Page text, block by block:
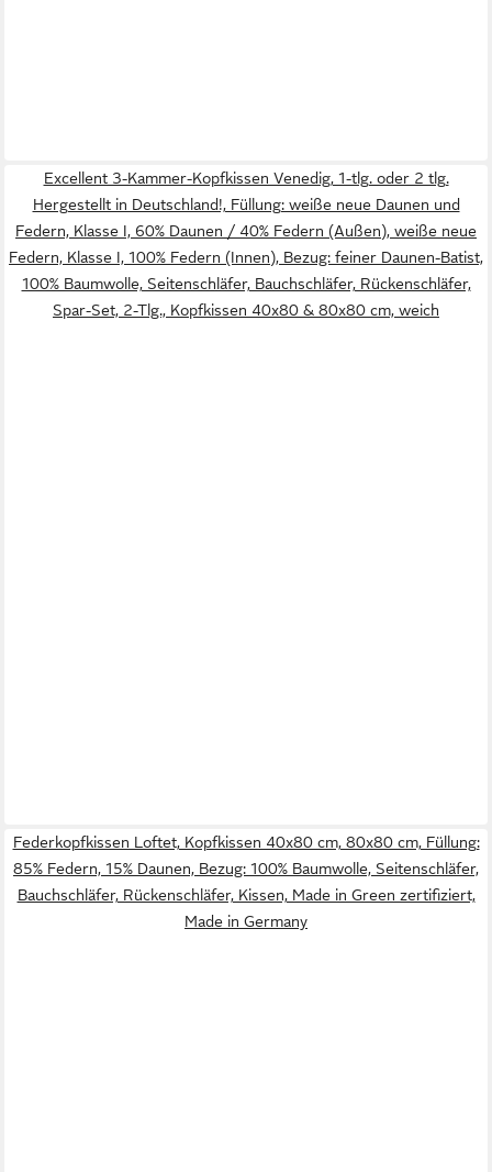
Excellent 3-Kammer-Kopfkissen Venedig, 1-tlg. oder 2 tlg.
Hergestellt in Deutschland!, Füllung: weiße neue Daunen und
Federn, Klasse I, 60% Daunen / 40% Federn (Außen), weiße neue
Federn, Klasse I, 100% Federn (Innen), Bezug: feiner Daunen-Batist,
100% Baumwolle, Seitenschläfer, Bauchschläfer, Rückenschläfer,
Spar-Set, 2-Tlg., Kopfkissen 40x80 & 80x80 cm, weich
Federkopfkissen Loftet, Kopfkissen 40x80 cm, 80x80 cm, Füllung:
85% Federn, 15% Daunen, Bezug: 100% Baumwolle, Seitenschläfer,
Bauchschläfer, Rückenschläfer, Kissen, Made in Green zertifiziert,
Made in Germany